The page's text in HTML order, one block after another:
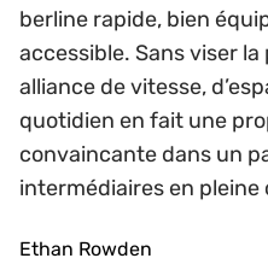
berline rapide, bien
accessible. Sans viser
alliance de vitesse,
quotidien en fait une
convaincante dans un
intermédiaires en
Ethan Rowden